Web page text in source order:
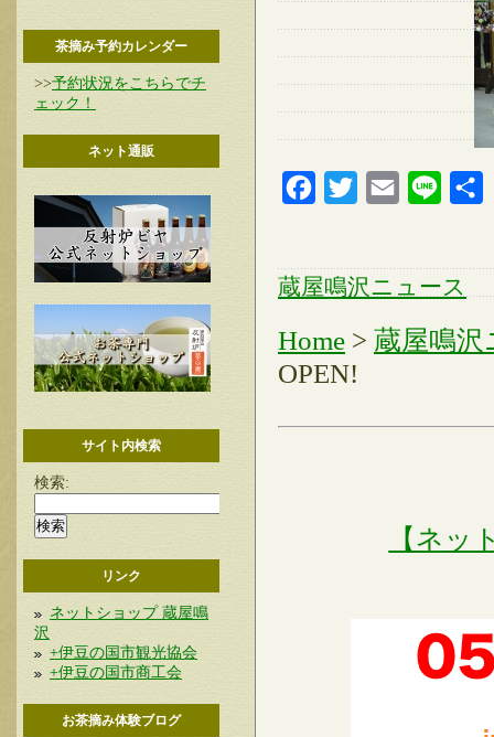
茶摘み予約カレンダー
>>予約状況をこちらでチ
ェック！
ネット通販
サイト内検索
検索:
リンク
ネットショップ 蔵屋鳴
沢
+伊豆の国市観光協会
+伊豆の国市商工会
お茶摘み体験ブログ
FacebookTwitter Email Line
蔵屋鳴沢ニュース
Home > 蔵屋鳴沢
OPEN!
【ネッ